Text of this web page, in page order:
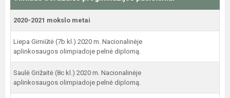
2020-2021 mokslo metai
Liepa Girniūtė (7b kl.) 2020 m. Nacionalinėje
aplinkosaugos olimpiadoje pelnė diplomą.
Saulė Grižaitė (8c kl.) 2020 m. Nacionalinėje
aplinkosaugos olimpiadoje pelnė diplomą.